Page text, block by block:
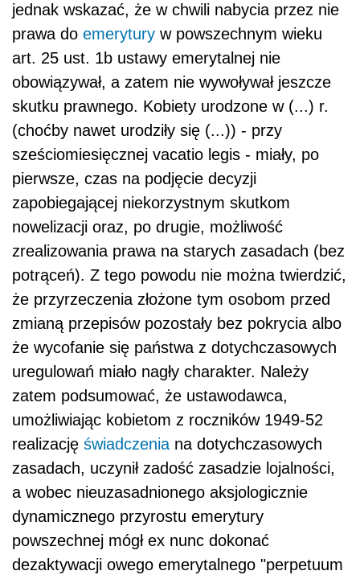
jednak wskazać, że w chwili nabycia przez nie
prawa do emerytury w powszechnym wieku
art. 25 ust. 1b ustawy emerytalnej nie
obowiązywał, a zatem nie wywoływał jeszcze
skutku prawnego. Kobiety urodzone w (...) r.
(choćby nawet urodziły się (...)) - przy
sześciomiesięcznej vacatio legis - miały, po
pierwsze, czas na podjęcie decyzji
zapobiegającej niekorzystnym skutkom
nowelizacji oraz, po drugie, możliwość
zrealizowania prawa na starych zasadach (bez
potrąceń). Z tego powodu nie można twierdzić,
że przyrzeczenia złożone tym osobom przed
zmianą przepisów pozostały bez pokrycia albo
że wycofanie się państwa z dotychczasowych
uregulowań miało nagły charakter. Należy
zatem podsumować, że ustawodawca,
umożliwiając kobietom z roczników 1949-52
realizację świadczenia na dotychczasowych
zasadach, uczynił zadość zasadzie lojalności,
a wobec nieuzasadnionego aksjologicznie
dynamicznego przyrostu emerytury
powszechnej mógł ex nunc dokonać
dezaktywacji owego emerytalnego "perpetuum